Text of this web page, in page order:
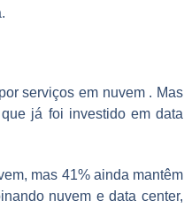
serviços em nuvem . Mas
já foi investido em data
mas 41% ainda mantêm
nuvem e data center,